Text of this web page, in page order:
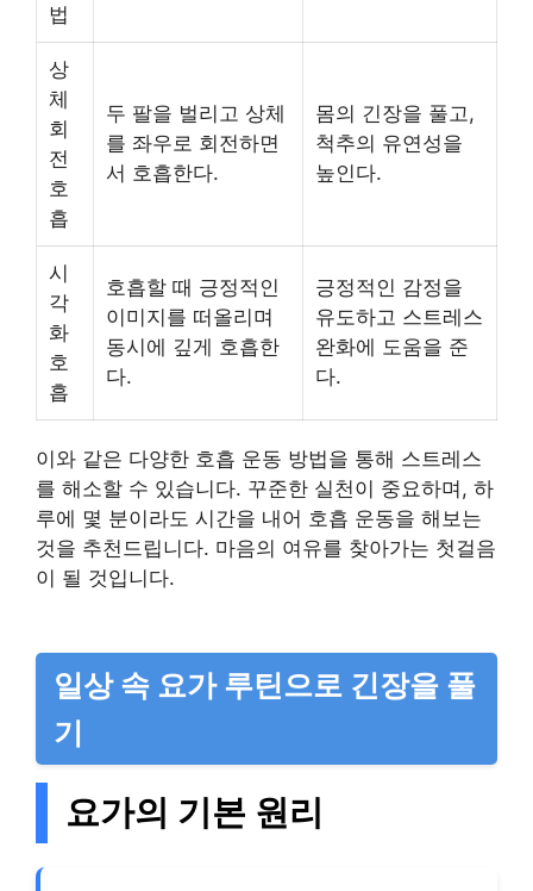
법
상
체
회
전
호
흡
두 팔을 벌리고 상체
를 좌우로 회전하면
서 호흡한다.
몸의 긴장을 풀고,
척추의 유연성을
높인다.
시
각
화
호
흡
호흡할 때 긍정적인
이미지를 떠올리며
동시에 깊게 호흡한
다.
긍정적인 감정을
유도하고 스트레스
완화에 도움을 준
다.
이와 같은 다양한 호흡 운동 방법을 통해 스트레스
를 해소할 수 있습니다. 꾸준한 실천이 중요하며, 하
루에 몇 분이라도 시간을 내어 호흡 운동을 해보는
것을 추천드립니다. 마음의 여유를 찾아가는 첫걸음
이 될 것입니다.
일상 속 요가 루틴으로 긴장을 풀
기
요가의 기본 원리